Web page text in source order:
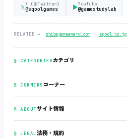
𝕏X (旧Twitter)
@sqoolgames ▶YouTube
@gamestudylab
RELATED → shibagameaward.com ‧ sqool.co.jp
§ CATEGORIESカテゴリ
§ CORNERS コーナー
§ ABOUTサイト情報
§ LEGAL法務・規約